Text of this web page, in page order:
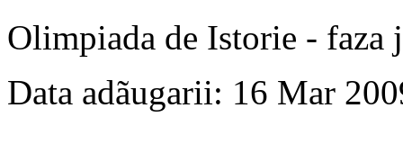
Olimpiada de Istorie - faza
Data adãugarii: 16 Mar